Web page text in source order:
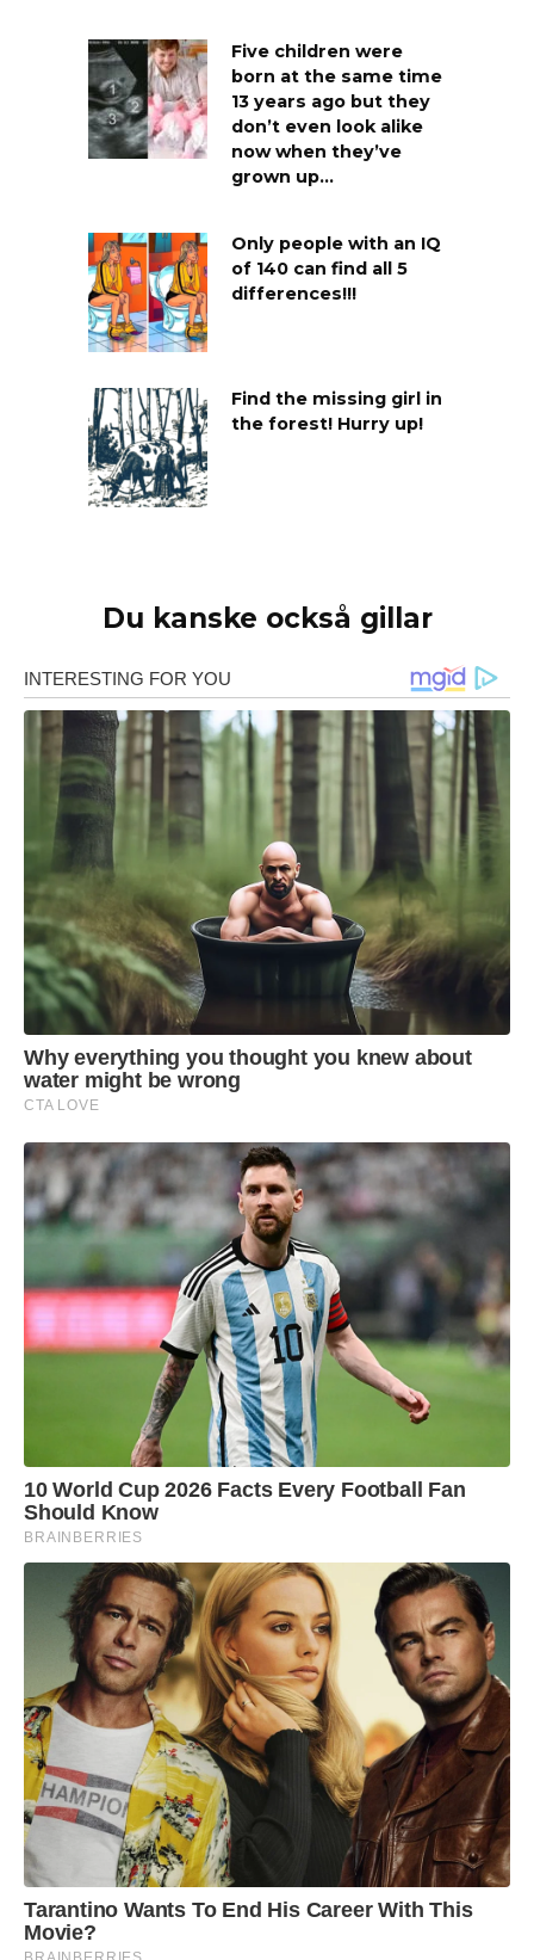
Five children were
born at the same time
13 years ago but they
don’t even look alike
now when they’ve
grown up…
Only people with an IQ
of 140 can find all 5
differences!!!
Find the missing girl in
the forest! Hurry up!
Du kanske också gillar